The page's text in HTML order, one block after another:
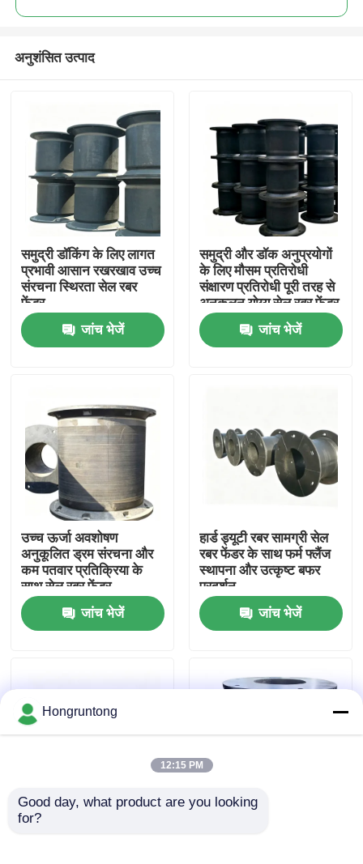
उत्पाद
वीडियो
हमारे बारे में
कारखाना भ्रमण
एक उद्धरण का अनुरोध करें
योकोहामा रबर फेंडर
अनुशंसित उत्पाद
समुद्री डॉकिंग के लिए लागत
प्रभावी आसान रखरखाव उच्च
संरचना स्थिरता सेल रबर
फेंडर
जांच भेजें
समुद्री और डॉक अनुप्रयोगों
के लिए मौसम प्रतिरोधी
संक्षारण प्रतिरोधी पूरी तरह से
अनुकूलन योग्य सेल रबर फेंडर
जांच भेजें
उच्च ऊर्जा अवशोषण
अनुकूलित ड्रम संरचना और
कम पतवार प्रतिक्रिया के
साथ सेल रबर फेंडर
जांच भेजें
हार्ड ड्यूटी रबर सामग्री सेल
रबर फेंडर के साथ फर्म फ्लैंज
स्थापना और उत्कृष्ट बफर
प्रदर्शन
जांच भेजें
समुद्री और डॉक अनुप्रयोगों
Hongruntong
12:15 PM
Good day, what product are you looking
for?